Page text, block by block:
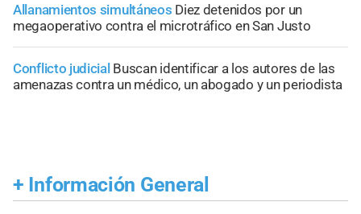
Allanamientos simultáneos Diez detenidos por un
megaoperativo contra el microtráfico en San Justo
Conflicto judicial Buscan identificar a los autores de las
amenazas contra un médico, un abogado y un periodista
+ Información General